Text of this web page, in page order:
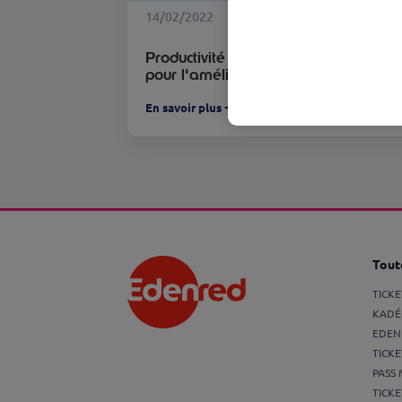
14/02/2022
Productivité en télétravail : 7 conseils
pour l'améliorer
En savoir plus
PASS